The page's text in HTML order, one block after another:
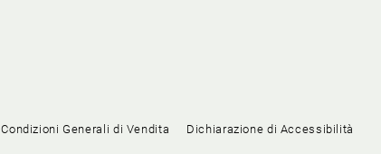
Condizioni Generali di Vendita Dichiarazione di Accessibilità